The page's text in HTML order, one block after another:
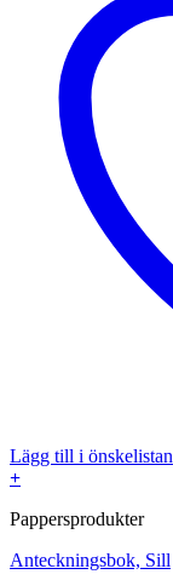
Lägg till i önskelistan
+
Pappersprodukter
Anteckningsbok, Sill